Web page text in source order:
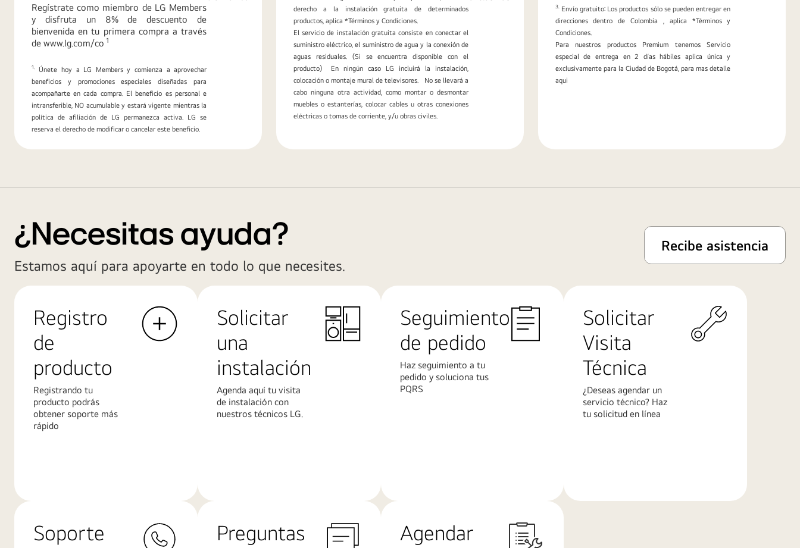
Regístrate como miembro de LG Members
y disfruta un 8% de descuento de
bienvenida en tu primera compra a través
de www.lg.com/co 1
1. Únete hoy a LG Members y comienza a aprovechar
beneficios y promociones especiales diseñadas para
acompañarte en cada compra. El beneficio es personal e
intransferible, NO acumulable y estará vigente mientras la
política de afiliación de LG permanezca activa. LG se
reserva el derecho de modificar o cancelar este beneficio.
derecho a la instalación gratuita de determinados
productos, aplica *Términos y Condiciones.
El servicio de instalación gratuita consiste en conectar el
suministro eléctrico, el suministro de agua y la conexión de
aguas residuales. (Si se encuentra disponible con el
producto) En ningún caso LG incluirá la instalación,
colocación o montaje mural de televisores. No se llevará a
cabo ninguna otra actividad, como montar o desmontar
muebles o estanterías, colocar cables u otras conexiones
eléctricas o tomas de corriente, y/u obras civiles.
3. Envío gratuito: Los productos sólo se pueden entregar en
direcciones dentro de Colombia , aplica *Términos y
Condiciones.
Para nuestros productos Premium tenemos Servicio
especial de entrega en 2 días hábiles aplica única y
exclusivamente para la Ciudad de Bogotá, para mas detalle
aqui
¿Necesitas ayuda?
Estamos aquí para apoyarte en todo lo que necesites.
Recibe asistencia
Registro
de
producto
Registrando tu
producto podrás
obtener soporte más
rápido
Solicitar
una
instalación
Agenda aquí tu visita
de instalación con
nuestros técnicos LG.
Seguimiento
de pedido
Haz seguimiento a tu
pedido y soluciona tus
PQRS
Solicitar
Visita
Técnica
¿Deseas agendar un
servicio técnico? Haz
tu solicitud en línea
Soporte
Preguntas
Agendar